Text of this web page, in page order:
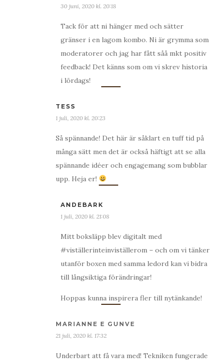
30 juni, 2020 kl. 20:18
Tack för att ni hänger med och sätter
gränser i en lagom kombo. Ni är grymma som
moderatorer och jag har fått såå mkt positiv
feedback! Det känns som om vi skrev historia
i lördags!
TESS
1 juli, 2020 kl. 20:23
Så spännande! Det här är såklart en tuff tid på
många sätt men det är också häftigt att se alla
spännande idéer och engagemang som bubblar
upp. Heja er!
ANDEBARK
1 juli, 2020 kl. 21:08
Mitt boksläpp blev digitalt med
#viställerinteinviställerom – och om vi tänker
utanför boxen med samma ledord kan vi bidra
till långsiktiga förändringar!
Hoppas kunna inspirera fler till nytänkande!
MARIANNE E GUNVE
21 juli, 2020 kl. 17:32
Underbart att få vara med! Tekniken fungerade